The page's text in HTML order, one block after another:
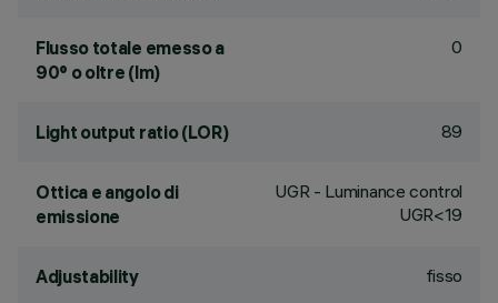
Flusso totale emesso a
90° o oltre (lm)
0
Light output ratio (LOR) 89
Ottica e angolo di
emissione
UGR - Luminance control
UGR<19
Adjustability fisso